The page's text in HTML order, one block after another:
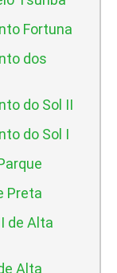
Fortuna
dos
do Sol II
do Sol I
Preta
de Alta
Alta